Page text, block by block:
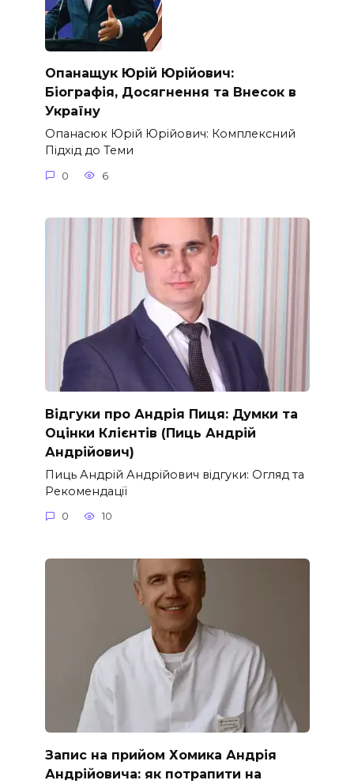
Опанащук Юрій Юрійович:
Біографія, Досягнення та Внесок в
Україну
Опанасюк Юрій Юрійович: Комплексний
Підхід до Теми
0 6
Відгуки про Андрія Пиця: Думки та
Оцінки Клієнтів (Пиць Андрій
Андрійович)
Пиць Андрій Андрійович відгуки: Огляд та
Рекомендації
0 10
Запис на прийом Хомика Андрія
Андрійовича: як потрапити на